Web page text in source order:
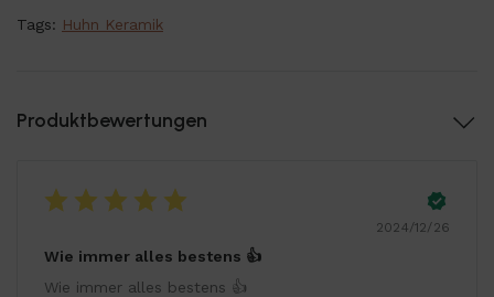
Tags: Huhn Keramik
Produktbewertungen
2024/12/26
Wie immer alles bestens 👍
Wie immer alles bestens 👍